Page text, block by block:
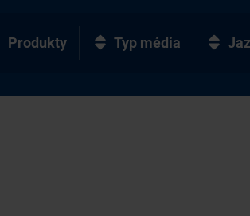
Produkty Typ média